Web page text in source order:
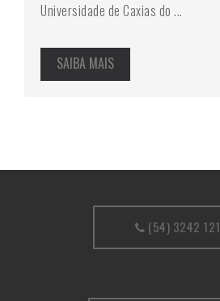
Universidade de Caxias do ...
SAIBA MAIS
(54) 3242